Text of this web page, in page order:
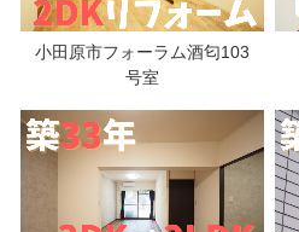
小田原市フォーラム酒匂103
号室